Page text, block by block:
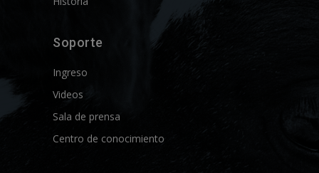
Soporte
Ingreso
Videos
Sala de prensa
Centro de conocimiento